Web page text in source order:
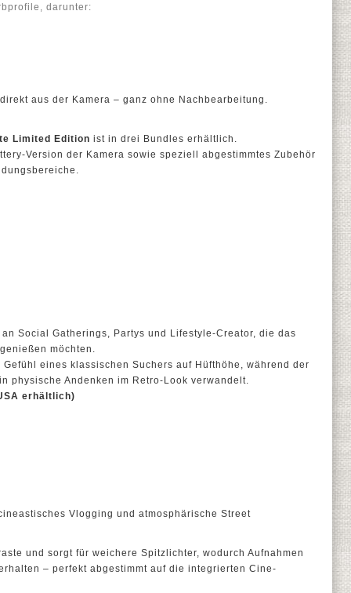
darunter:
aus der Kamera – ganz ohne Nachbearbeitung.
Limited Edition ist in drei Bundles erhältlich.
Version der Kamera sowie speziell abgestimmtes Zubehör
Social Gatherings, Partys und Lifestyle-Creator, die das
möchten.
eines klassischen Suchers auf Hüfthöhe, während der
physische Andenken im Retro-Look verwandelt.
erhältlich)
Vlogging und atmosphärische Street
und sorgt für weichere Spitzlichter, wodurch Aufnahmen
– perfekt abgestimmt auf die integrierten Cine-